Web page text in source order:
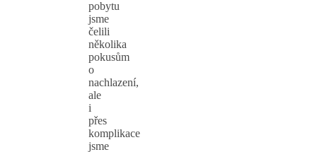
pobytu
jsme
čelili
několika
pokusům
o
nachlazení,
ale
i
přes
komplikace
jsme